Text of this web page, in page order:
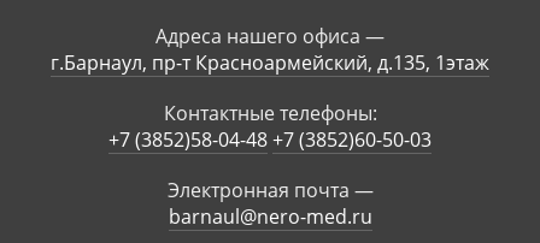
Адреса нашего офиса —
г.Барнаул, пр-т Красноармейский, д.135, 1этаж
Контактные телефоны:
+7 (3852)58-04-48+7 (3852)60-50-03
Электронная почта —
barnaul@nero-med.ru